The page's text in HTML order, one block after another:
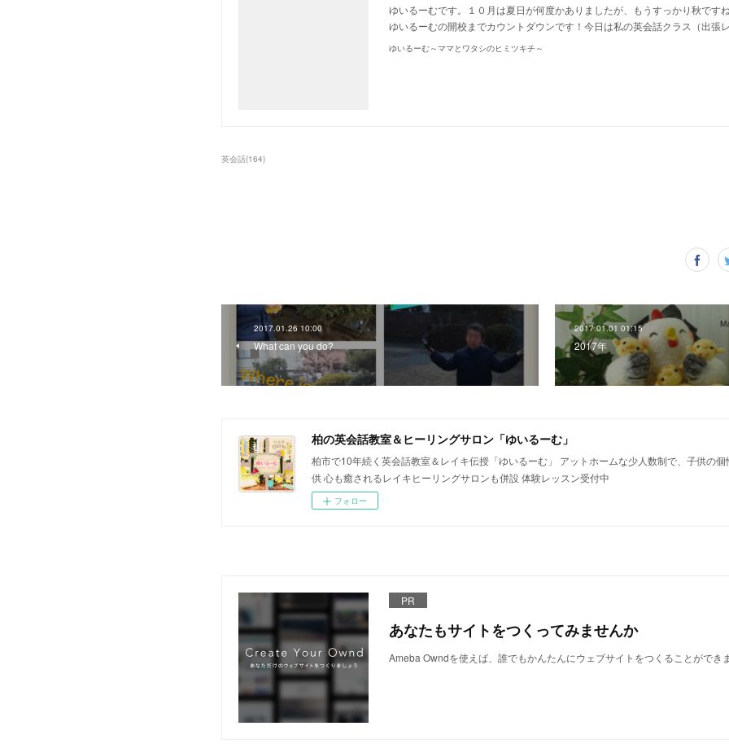
ゆいるーむです。１０月は夏日が何度かありましたが、もうすっかり秋です
ゆいるーむの開校までカウントダウンです！今日は私の英会話クラス（出張
ゆいるーむ～ママとワタシのヒミツキチ～
英会話(164)
2017.01.26 10:00
What can you do?
2017.01.01 01:15
2017年
柏の英会話教室＆ヒーリングサロン「ゆいるーむ」
柏市で10年続く英会話教室＆レイキ伝授「ゆいるーむ」 アットホームな少人数制で、子供の
供 心も癒されるレイキヒーリングサロンも併設 体験レッスン受付中
フォロー
PR
あなたもサイトをつくってみませんか
Ameba Owndを使えば、誰でもかんたんにウェブサイトをつくることができま